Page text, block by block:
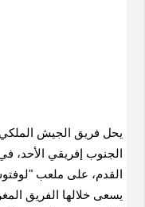
يحل فريق الجيش
الجنوب إفريقي الأحد،
القدم، على ملعب
يسعى خلالها الفريق